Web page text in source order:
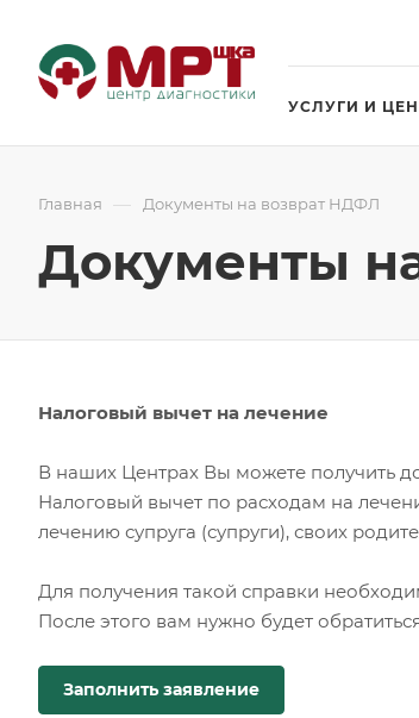
УСЛУГИ И
Главная — Документы на возврат НДФЛ
Документы
Налоговый вычет на лечение
В наших Центрах Вы можете получить
Налоговый вычет по расходам на
лечению супруга (супруги), своих
Для получения такой справки
После этого вам нужно будет
Заполнить заявление